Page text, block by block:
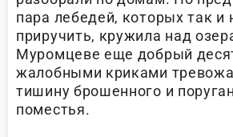
пара лебедей, которых так и
приручить, кружила над
Муромцеве еще добрый
жалобными криками
тишину брошенного и
поместья.